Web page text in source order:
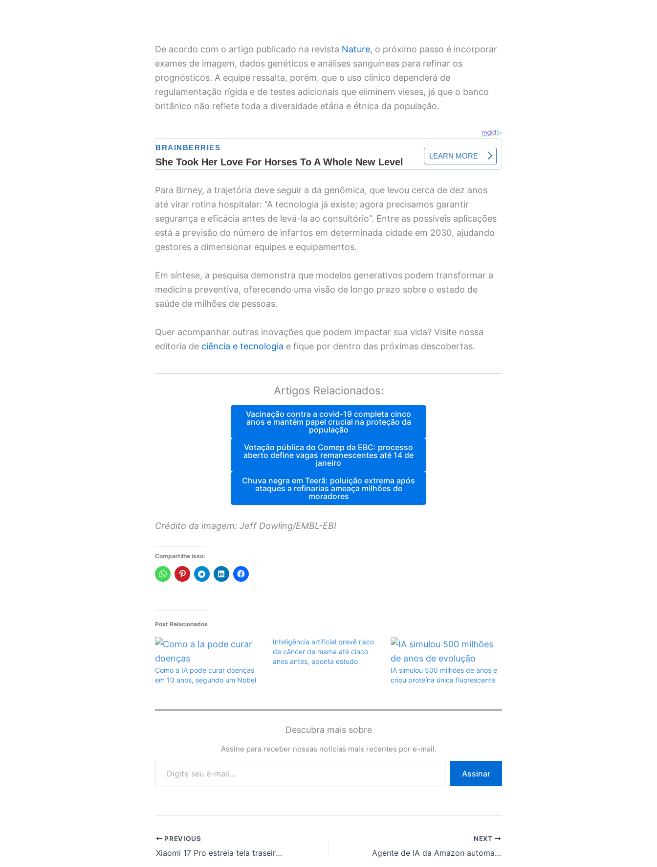
De acordo com o artigo publicado na revista Nature, o próximo passo é incorporar
exames de imagem, dados genéticos e análises sanguíneas para refinar os
prognósticos. A equipe ressalta, porém, que o uso clínico dependerá de
regulamentação rígida e de testes adicionais que eliminem vieses, já que o banco
britânico não reflete toda a diversidade etária e étnica da população.
Para Birney, a trajetória deve seguir a da genômica, que levou cerca de dez anos
até virar rotina hospitalar: “A tecnologia já existe; agora precisamos garantir
segurança e eficácia antes de levá-la ao consultório”. Entre as possíveis aplicações
está a previsão do número de infartos em determinada cidade em 2030, ajudando
gestores a dimensionar equipes e equipamentos.
Em síntese, a pesquisa demonstra que modelos generativos podem transformar a
medicina preventiva, oferecendo uma visão de longo prazo sobre o estado de
saúde de milhões de pessoas.
Quer acompanhar outras inovações que podem impactar sua vida? Visite nossa
editoria de ciência e tecnologia e fique por dentro das próximas descobertas.
Artigos Relacionados:
Vacinação contra a covid-19 completa cinco
anos e mantém papel crucial na proteção da
população
Votação pública do Comep da EBC: processo
aberto define vagas remanescentes até 14 de
janeiro
Chuva negra em Teerã: poluição extrema após
ataques a refinarias ameaça milhões de
moradores
Crédito da imagem: Jeff Dowling/EMBL-EBI
Compartilhe isso:
Post Relacionados
Como a IA pode curar doenças
em 10 anos, segundo um Nobel
Inteligência artificial prevê risco
de câncer de mama até cinco
anos antes, aponta estudo
IA simulou 500 milhões de anos e
criou proteína única fluorescente
Descubra mais sobre
Assine para receber nossas notícias mais recentes por e-mail.
e-
Assinar
PREVIOUS
Xiaomi 17 Pro estreia tela traseira personalizável colorida
NEXT
Agente de IA da Amazon automatiza tarefas de vendedores